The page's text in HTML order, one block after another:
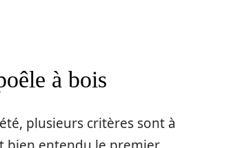
à bois
plusieurs critères sont à